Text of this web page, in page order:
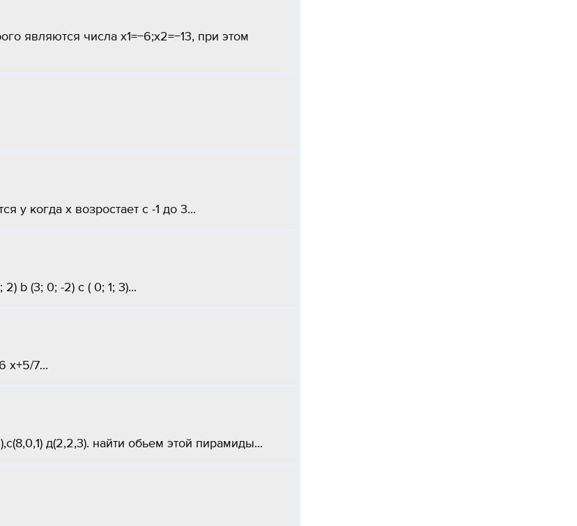
являются числа x1=−6;x2=−13, при этом
y когда x возростает с -1 до 3...
b (3; 0; -2) c ( 0; 1; 3)...
x+5/7...
д(2,2,3). найти обьем этой пирамиды...